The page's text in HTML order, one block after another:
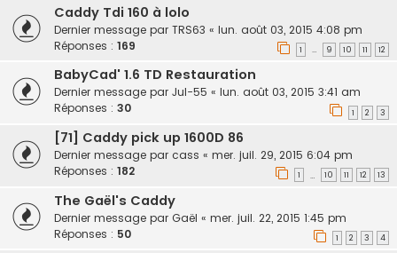
Caddy Tdi 160 à lolo
Dernier message par TRS63 « lun. août 03, 2015 4:08 pm
Réponses : 169 1 … 9 10 11 12
BabyCad' 1.6 TD Restauration
Dernier message par Jul-55 « lun. août 03, 2015 3:41 am
Réponses : 30 1 2 3
[71] Caddy pick up 1600D 86
Dernier message par cass « mer. juil. 29, 2015 6:04 pm
Réponses : 182 1 … 10 11 12 13
The Gaël's Caddy
Dernier message par Gaël « mer. juil. 22, 2015 1:45 pm
Réponses : 50 1 2 3 4